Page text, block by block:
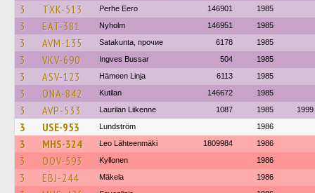
3 TXK-513 Perhe Eero 146901 1985
3 EAT-381 Nyholm 146951 1985
3 AVM-135 Satakunta, прочие 6178 1985
3 VKV-690 Ingves Bussar 504 1985
3 ASV-123 Hämeen Linja 6113 1985
3 ONA-842 Kutilan 146672 1985
3 AVP-533 Laurilan Liikenne 1087 1985 1999
3 USE-953 Lundström 1986
3 MHS-324 Leo Lähteenmäki 1809984 1986
3 OOV-593 Kyllonen 1986
3 EBJ-244 Mäkela 1986